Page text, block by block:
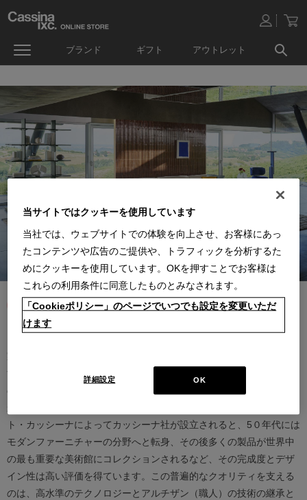
ブランド ギフト アウトレット
す。17世紀、イタリアで誕生したカッシーナは、教会の木製チェア
の製造に始まり、その後豪華客船の内装などを手掛け、技術力を確
かなものとしました。1927年にチェーザレ・カッシーナとウンベル
ト・カッシーナによってカッシーナ社が設立されると、5０年代には
モダンファーニチャーの分野へと転身、その後多くの製品が世界中
の最も重要な美術館にコレクションされるなど、その完成度とデザ
イン性は高い評価を得ています。この普遍的なクオリティを支える
のは、高水準のテクノロジーとアルチザン（職人）の技術の継承と
当サイトではクッキーを使用しています
当社では、ウェブサイトでの体験を向上させ、お客様にあっ
たコンテンツや広告のご提供や、トラフィックを分析するた
めにクッキーを使用しています。OKを押すことでお客様は
これらの利用条件に同意したものとみなされます。
「Cookieポリシー」のページでいつでも設定を変更いただ
けます
OK
詳細設定